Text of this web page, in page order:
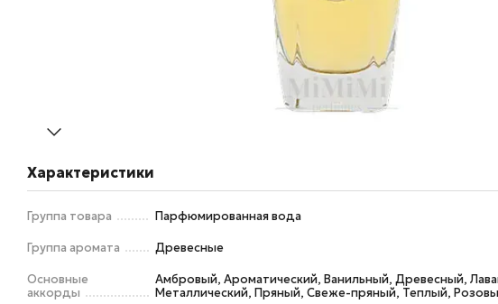
Характеристики
Группа товара Парфюмированная вода
Группа аромата Древесные
Основные
аккорды
Амбровый, Ароматический, Ванильный, Древесный,
Металлический, Пряный, Свеже-пряный, Теплый,